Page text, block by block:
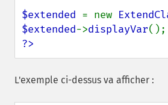
$extended = new
$extended->displayVar
?>
L'exemple ci-dessus va afficher :